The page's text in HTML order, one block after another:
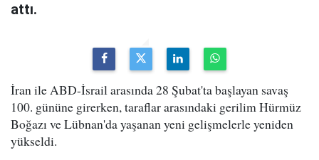
attı.
İran ile ABD-İsrail arasında 28 Şubat'ta başlayan savaş
100. gününe girerken, taraflar arasındaki gerilim Hürmüz
Boğazı ve Lübnan'da yaşanan yeni gelişmelerle yeniden
yükseldi.